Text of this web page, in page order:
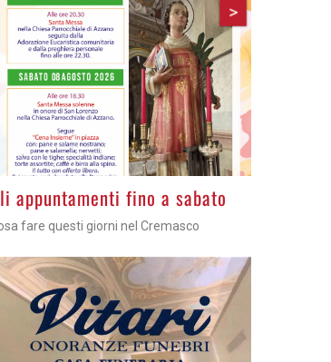
>
Cremasco - Arriva il mago
anima il quinto appuntamento di